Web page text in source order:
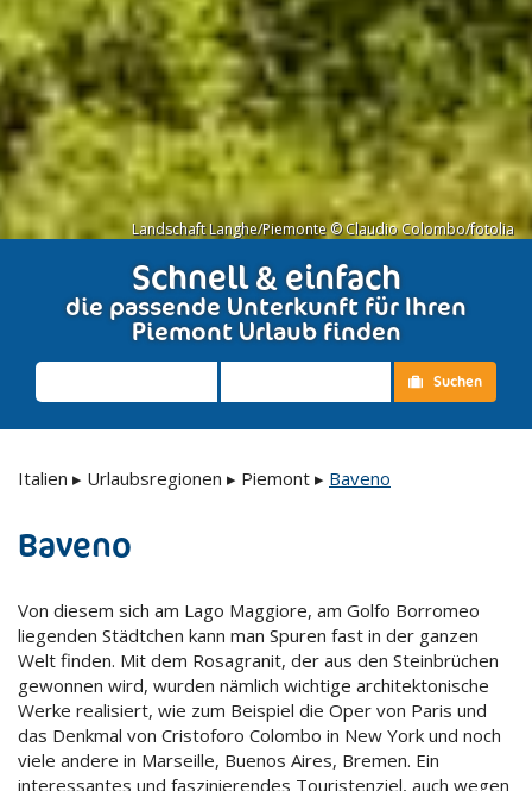
Landschaft Langhe/Piemonte © Claudio Colombo/fotolia
Schnell & einfach
die passende Unterkunft für Ihren
Piemont Urlaub finden
Suchen
Italien ▸ Urlaubsregionen ▸ Piemont ▸ Baveno
Baveno
Von diesem sich am Lago Maggiore, am Golfo Borromeo
liegenden Städtchen kann man Spuren fast in der ganzen
Welt finden. Mit dem Rosagranit, der aus den Steinbrüchen
gewonnen wird, wurden nämlich wichtige architektonische
Werke realisiert, wie zum Beispiel die Oper von Paris und
das Denkmal von Cristoforo Colombo in New York und noch
viele andere in Marseille, Buenos Aires, Bremen. Ein
interessantes und faszinierendes Touristenziel, auch wegen